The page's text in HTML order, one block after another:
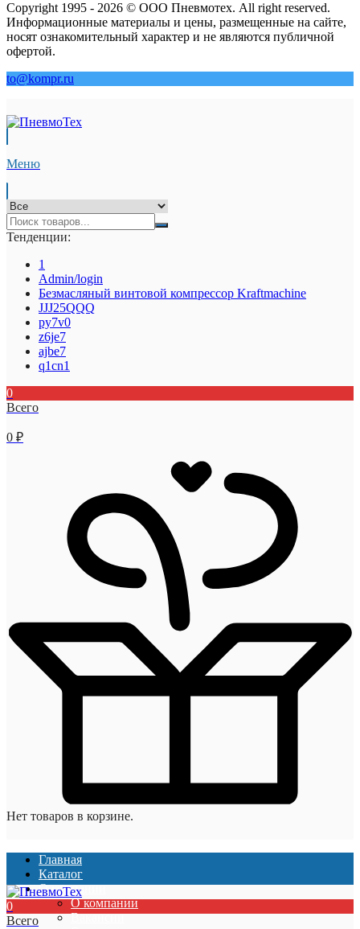
Copyright 1995 - 2026 © ООО Пневмотех. All right reserved.
Информационные материалы и цены, размещенные на сайте,
носят ознакомительный характер и не являются публичной
офертой.
to@kompr.ru
Меню
Тенденции:
1
Admin/login
Безмасляный винтовой компрессор Kraftmaсhine
JJJ25QQQ
py7v0
z6je7
ajbe7
q1cn1
0
Всего
0 ₽
Нет товаров в корзине.
Главная
Каталог
О компании
О компании
Вакансии
0
Всего